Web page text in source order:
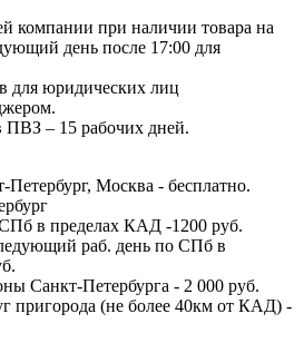
компании при наличии товара на
день после 17:00 для
для юридических лиц
ПВЗ – 15 рабочих дней.
Москва - бесплатно.
в пределах КАД -1200 руб.
раб. день по СПб в
Санкт-Петербурга - 2 000 руб.
пригорода (не более 40км от КАД) -